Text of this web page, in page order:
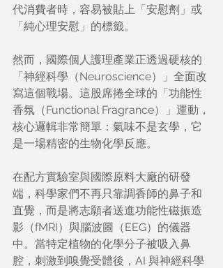
代消費者時，容易被貼上「安慰劑」或
「純心理安慰」的標籤。
然而，國際個人護理產業正透過硬核的
「神經科學（Neuroscience）」全面改
寫這個戰場。這股席捲全球的「功能性
香氛（Functional Fragrance）」運動，
核心邏輯非常簡單：氣味不是玄學，它
是一場精密的生物化學反應。
在配方實驗室與國際原料大廠的研發
端，科學家們不再只靠調香師的鼻子和
直覺，而是將志願者送進功能性磁振造
影（fMRI）與腦波圖（EEG）的儀器
中。當特定植物的化學分子被吸入鼻
腔，刺激到嗅覺受體後，AI 與神經科學